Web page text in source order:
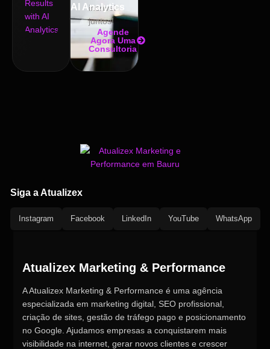
AI Analytics
incrível
juntos!
Agende
Agora Uma
Consultoria
Siga a Atualizex
Instagram Facebook LinkedIn YouTube WhatsApp
Atualizex Marketing & Performance
A Atualizex Marketing & Performance é uma agência
especializada em marketing digital, SEO profissional,
criação de sites, gestão de tráfego pago e posicionamento
no Google. Ajudamos empresas a conquistarem mais
visibilidade na internet, gerar novos clientes e crescer